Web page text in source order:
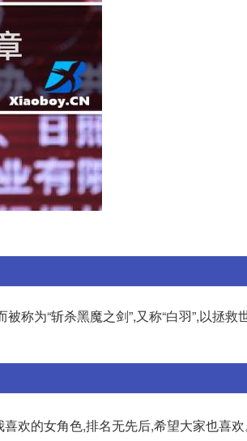
称为“斩杀黑魔之剑”,又称“白羽”,以拯救
欢的女角色,排名无先后,希望大家也喜